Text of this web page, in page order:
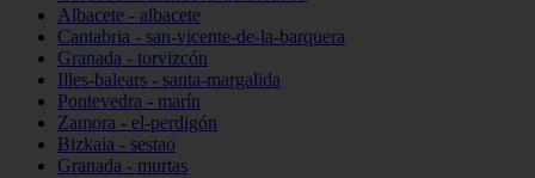
Albacete - albacete
Cantabria - san-vicente-de-la-barquera
Granada - torvizcón
Illes-balears - santa-margalida
Pontevedra - marín
Zamora - el-perdigón
Bizkaia - sestao
Granada - murtas